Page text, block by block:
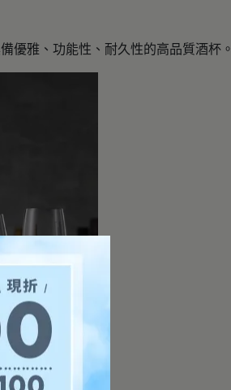
優雅、功能性、耐久性的高品質酒杯。